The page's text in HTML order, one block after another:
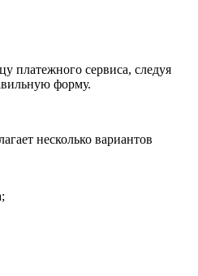
платежного сервиса, следуя
форму.
несколько вариантов